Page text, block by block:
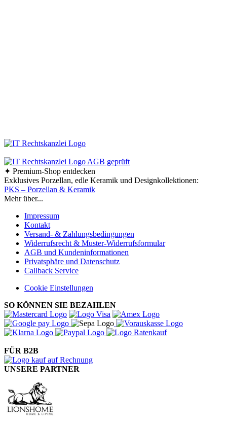
✦ Premium-Shop entdecken
Exklusives Porzellan, edle Keramik und Designkollektionen:
PKS – Porzellan & Keramik
Mehr über...
Impressum
Kontakt
Versand- & Zahlungsbedingungen
Widerrufsrecht & Muster-Widerrufsformular
AGB und Kundeninformationen
Privatsphäre und Datenschutz
Callback Service
Cookie Einstellungen
SO KÖNNEN SIE BEZAHLEN
FÜR B2B
UNSERE PARTNER